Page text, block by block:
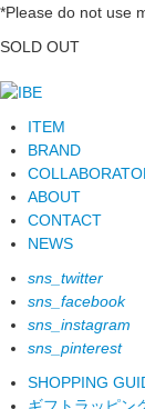
*Please do not use
SOLD OUT
ITEM
BRAND
ABOUT
CONTACT
NEWS
sns_twitter
sns_facebook
sns_instagram
sns_pinterest
SHOPPING
ギフトラッピン